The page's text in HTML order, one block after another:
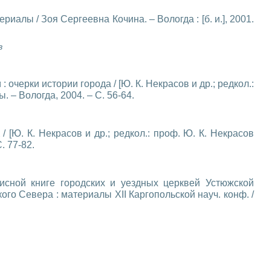
/ Зоя Сергеевна Кочина. – Вологда : [б. и.], 2001.
истории города / [Ю. К. Некрасов и др.; редкол.:
– Вологда, 2004. – С. 56-64.
/ [Ю. К. Некрасов и др.; редкол.: проф. Ю. К. Некрасов
77-82.
книге городских и уездных церквей Устюжской
Севера : материалы XII Каргопольской науч. конф. /